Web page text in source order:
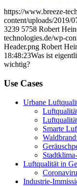
https://www.breeze-
content/uploads/2019/
3239 5758 Robert
technologies.de/wp-
Header.png Robert
18:48:23Was ist
wichtig?
Use Cases
Urbane
Smarte
Luftqualität in
Industrie-